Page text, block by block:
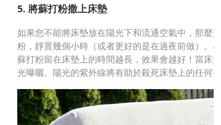
5. 將蘇打粉撒上床墊
如果您不能將床墊放在陽光下和流通空氣中，那麼
粉，靜置幾個小時（或者更好的是在過夜前做）。
蘇打粉留在床墊上的時間越長，效果會越好！當床
光曝曬。陽光的紫外線將有助於殺死床墊上的任何